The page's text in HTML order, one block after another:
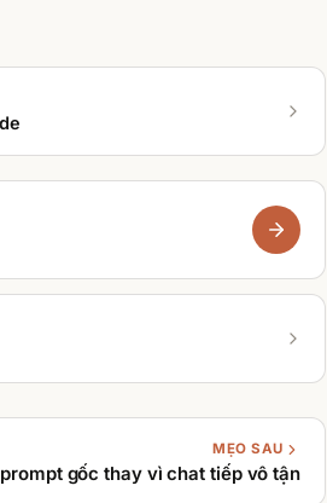
MẸO SAU
gốc thay vì chat tiếp vô tận